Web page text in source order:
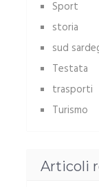
Sport
storia
sud
Testata
trasporti
Turismo
Articoli